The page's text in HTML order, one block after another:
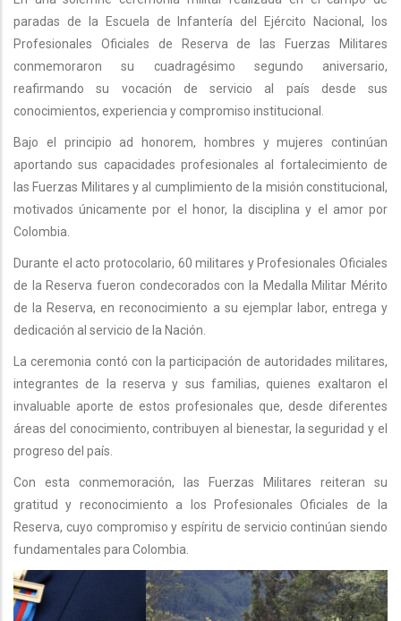
paradas de la Escuela de Infantería del Ejército Nacional, los
Profesionales Oficiales de Reserva de las Fuerzas Militares
conmemoraron su cuadragésimo segundo aniversario,
reafirmando su vocación de servicio al país desde sus
conocimientos, experiencia y compromiso institucional.
Bajo el principio ad honorem, hombres y mujeres continúan
aportando sus capacidades profesionales al fortalecimiento de
las Fuerzas Militares y al cumplimiento de la misión constitucional,
motivados únicamente por el honor, la disciplina y el amor por
Colombia.
Durante el acto protocolario, 60 militares y Profesionales Oficiales
de la Reserva fueron condecorados con la Medalla Militar Mérito
de la Reserva, en reconocimiento a su ejemplar labor, entrega y
dedicación al servicio de la Nación.
La ceremonia contó con la participación de autoridades militares,
integrantes de la reserva y sus familias, quienes exaltaron el
invaluable aporte de estos profesionales que, desde diferentes
áreas del conocimiento, contribuyen al bienestar, la seguridad y el
progreso del país.
Con esta conmemoración, las Fuerzas Militares reiteran su
gratitud y reconocimiento a los Profesionales Oficiales de la
Reserva, cuyo compromiso y espíritu de servicio continúan siendo
fundamentales para Colombia.